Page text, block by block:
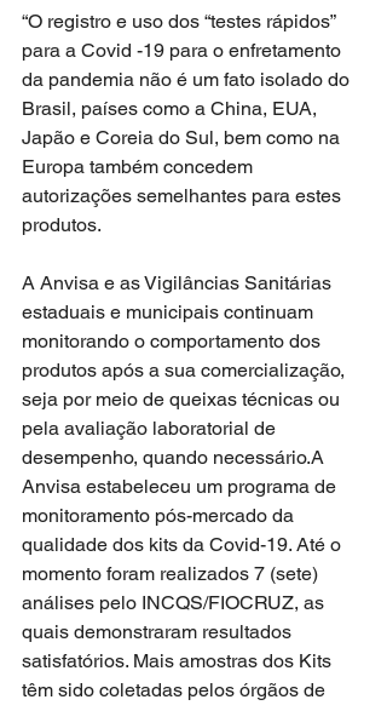
“O registro e uso dos “testes rápidos”
para a Covid -19 para o enfretamento
da pandemia não é um fato isolado do
Brasil, países como a China, EUA,
Japão e Coreia do Sul, bem como na
Europa também concedem
autorizações semelhantes para estes
produtos.
A Anvisa e as Vigilâncias Sanitárias
estaduais e municipais continuam
monitorando o comportamento dos
produtos após a sua comercialização,
seja por meio de queixas técnicas ou
pela avaliação laboratorial de
desempenho, quando necessário.A
Anvisa estabeleceu um programa de
monitoramento pós-mercado da
qualidade dos kits da Covid-19. Até o
momento foram realizados 7 (sete)
análises pelo INCQS/FIOCRUZ, as
quais demonstraram resultados
satisfatórios. Mais amostras dos Kits
têm sido coletadas pelos órgãos de